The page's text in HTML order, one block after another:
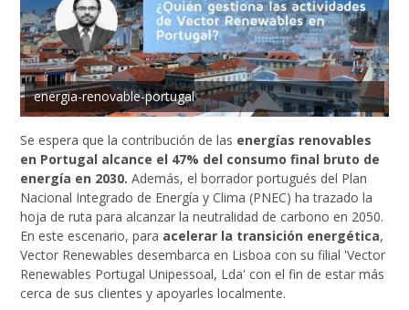
energia-renovable-portugal
Se espera que la contribución de las energías renovables
en Portugal alcance el 47% del consumo final bruto de
energía en 2030. Además, el borrador portugués del Plan
Nacional Integrado de Energía y Clima (PNEC) ha trazado la
hoja de ruta para alcanzar la neutralidad de carbono en 2050.
En este escenario, para acelerar la transición energética,
Vector Renewables desembarca en Lisboa con su filial 'Vector
Renewables Portugal Unipessoal, Lda' con el fin de estar más
cerca de sus clientes y apoyarles localmente.